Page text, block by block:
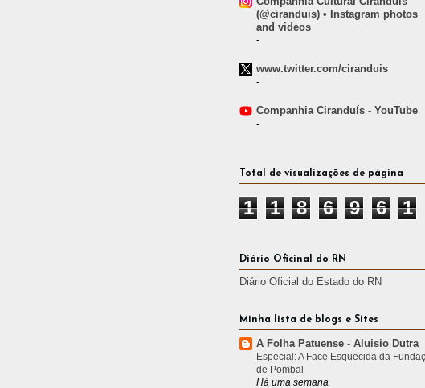
(@ciranduis) • Instagram photos
and videos
-
www.twitter.com/ciranduis
-
Companhia Ciranduís - YouTube
-
Total de visualizações de página
1 1 8 6 9 6 1
Diário Oficinal do RN
Diário Oficial do Estado do RN
Minha lista de blogs e Sites
A Folha Patuense - Aluisio Dutra
Especial: A Face Esquecida da
de Pombal
Há uma semana